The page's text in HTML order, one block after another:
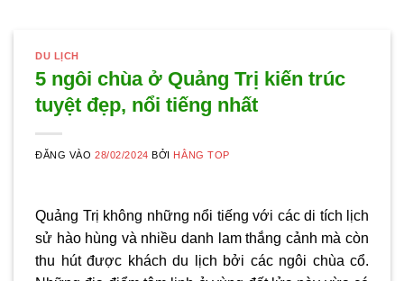
DU LỊCH
5 ngôi chùa ở Quảng Trị kiến trúc
tuyệt đẹp, nổi tiếng nhất
ĐĂNG VÀO28/02/2024 BỞI HẰNG TOP
Quảng Trị không những nổi tiếng với các di tích lịch
sử hào hùng và nhiều danh lam thắng cảnh mà còn
thu hút được khách du lịch bởi các ngôi chùa cổ.